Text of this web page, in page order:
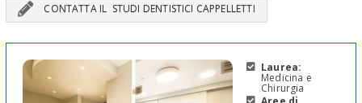
CONTATTA IL STUDI DENTISTICI CAPPELLETTI
Laurea:
Medicina e
Chirurgia